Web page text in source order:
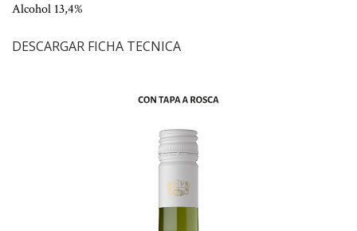
Alcohol 13,4%
DESCARGAR FICHA TECNICA